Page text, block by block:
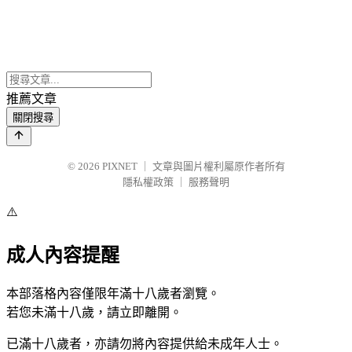
推薦文章
關閉搜尋
© 2026 PIXNET
文章與圖片權利屬原作者所有
隱私權政策
服務聲明
⚠️
成人內容提醒
本部落格內容僅限年滿十八歲者瀏覽。
若您未滿十八歲，請立即離開。
已滿十八歲者，亦請勿將內容提供給未成年人士。